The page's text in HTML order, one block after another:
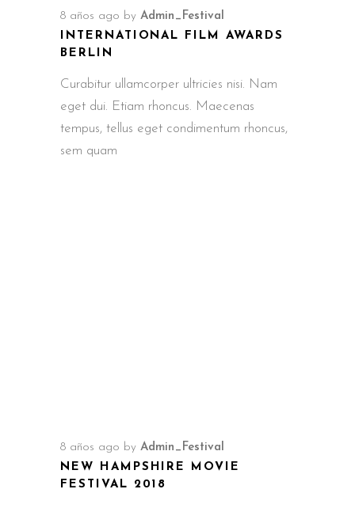
8 años ago by Admin_Festival
INTERNATIONAL FILM AWARDS
BERLIN
Curabitur ullamcorper ultricies nisi. Nam
eget dui. Etiam rhoncus. Maecenas
tempus, tellus eget condimentum rhoncus,
sem quam
8 años ago by Admin_Festival
NEW HAMPSHIRE MOVIE
FESTIVAL 2018